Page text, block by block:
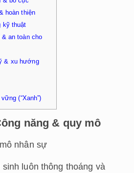
hoàn thiện
kỹ thuật
an toàn cho
& xu hướng
(“Xanh”)
năng & quy mô
nhân sự
luôn thông thoáng và